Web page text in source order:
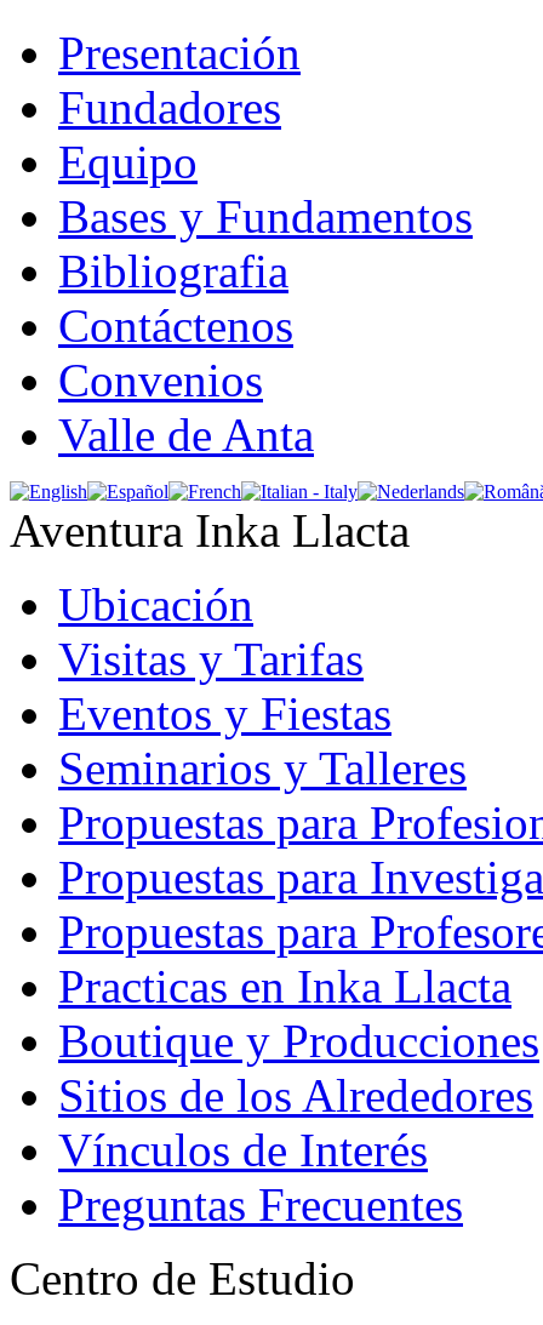
Presentación
Fundadores
Equipo
Bases y Fundamentos
Bibliografia
Contáctenos
Convenios
Valle de Anta
Aventura Inka Llacta
Ubicación
Visitas y Tarifas
Eventos y Fiestas
Seminarios y Talleres
Propuestas para
Propuestas para
Propuestas para
Practicas en Inka Llacta
Boutique y Producciones
Sitios de los Alrededores
Vínculos de Interés
Preguntas Frecuentes
Centro de Estudio